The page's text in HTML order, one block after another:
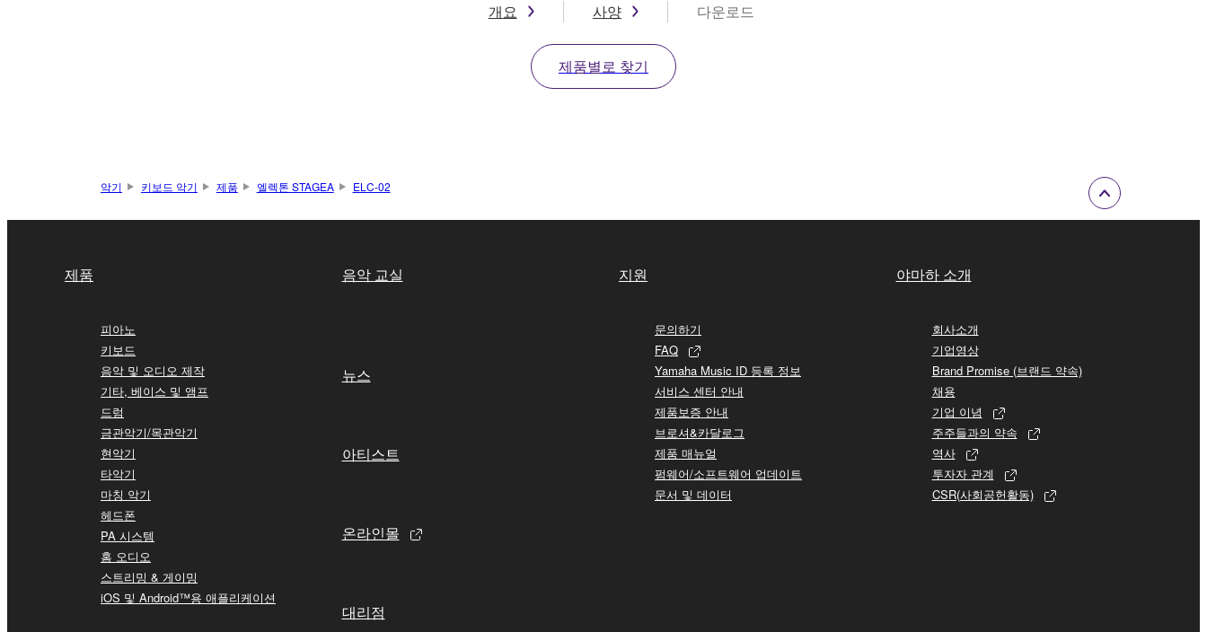
개요 사양 다운로드
제품별로 찾기
악기 키보드 악기 제품 엘렉톤 STAGEA ELC-02
제품
피아노
키보드
음악 및 오디오 제작
기타, 베이스 및 앰프
드럼
금관악기/목관악기
현악기
타악기
마칭 악기
헤드폰
PA 시스템
홈 오디오
스트리밍 & 게이밍
iOS 및 Android™용 애플리케이션
음악 교실
뉴스
아티스트
온라인몰
대리점
지원
문의하기
FAQ
Yamaha Music ID 등록 정보
서비스 센터 안내
제품보증 안내
브로셔&카달로그
제품 매뉴얼
펌웨어/소프트웨어 업데이트
문서 및 데이터
야마하 소개
회사소개
기업영상
Brand Promise (브랜드 약속)
채용
기업 이념
주주들과의 약속
역사
투자자 관계
CSR(사회공헌활동)